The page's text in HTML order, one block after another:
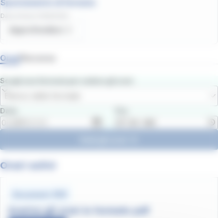
Spostamento di fermata
Data d'inizio
Orari
Scegli una fermata per vedere gli orari
Data
Orari estivi
Scarica gli orari in formato pdf